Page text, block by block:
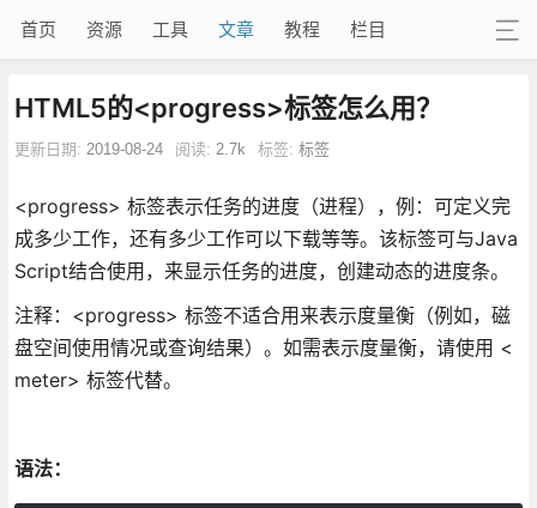
首页 资源 工具 文章 教程 栏目
HTML5的<progress>标签怎么用？
更新日期: 2019-08-24 阅读: 2.7k 标签: 标签
<progress> 标签表示任务的进度（进程），例：可定义完
成多少工作，还有多少工作可以下载等等。该标签可与Java
Script结合使用，来显示任务的进度，创建动态的进度条。
注释：<progress> 标签不适合用来表示度量衡（例如，磁
盘空间使用情况或查询结果）。如需表示度量衡，请使用 <
meter> 标签代替。
语法：